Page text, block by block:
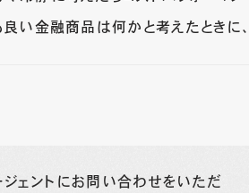
い金融商品は何かと考えたときに、
ェントにお問い合わせをいただ